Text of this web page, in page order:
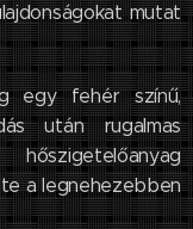
mutat
egy fehér színű,
után rugalmas
a legnehezebben